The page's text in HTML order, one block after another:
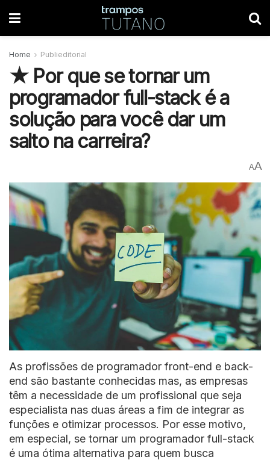
Home Publieditorial
★ Por que se tornar um
programador full-stack é a
solução para você dar um
salto na carreira?
AA
As profissões de programador front-end e back-
end são bastante conhecidas mas, as empresas
têm a necessidade de um profissional que seja
especialista nas duas áreas a fim de integrar as
funções e otimizar processos. Por esse motivo,
em especial, se tornar um programador full-stack
é uma ótima alternativa para quem busca